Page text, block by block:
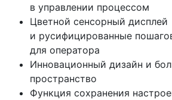
в управлении процессом
Цветной сенсорный дисплей
и русифицированные
для оператора
Инновационный дизайн и
пространство
Функция сохранения